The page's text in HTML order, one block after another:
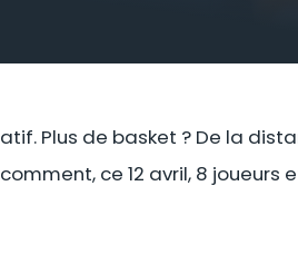
Plus de basket ? De la
ce 12 avril, 8